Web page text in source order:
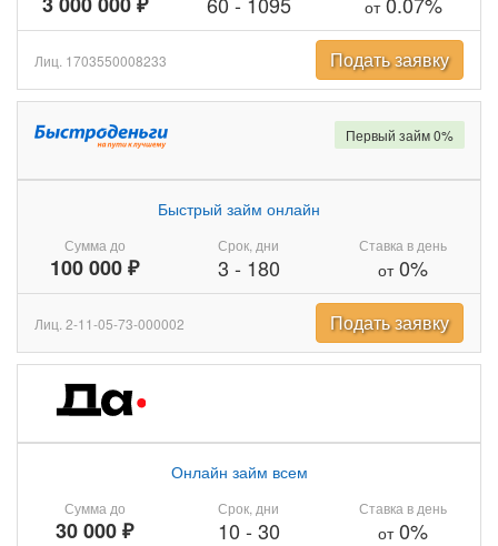
от
Лиц. 1703550008233 Подать заявку
Сумма до
100 000 ₽
Быстрый займ онлайн
Срок, дни
3 - 180
Ставка в день
от0%
Первый займ 0%
Лиц. 2-11-05-73-000002 Подать заявку
Сумма до
30 000 ₽
Онлайн займ всем
Срок, дни
10 - 30
Ставка в день
от0%